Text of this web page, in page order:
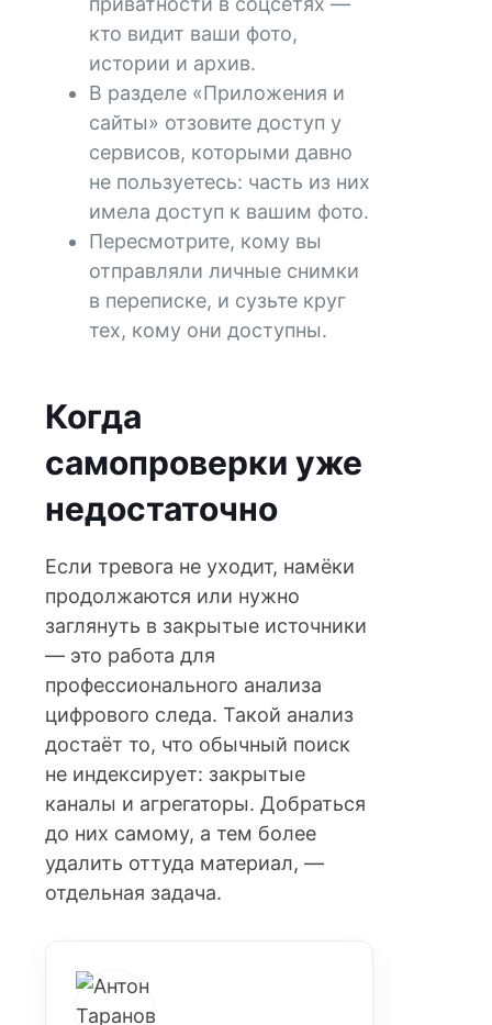
кто видит ваши фото,
истории и архив.
В разделе «Приложения и
сайты» отзовите доступ у
сервисов, которыми давно
не пользуетесь: часть из них
имела доступ к вашим фото.
Пересмотрите, кому вы
отправляли личные снимки
в переписке, и сузьте круг
тех, кому они доступны.
Когда
самопроверки уже
недостаточно
Если тревога не уходит, намёки
продолжаются или нужно
заглянуть в закрытые источники
— это работа для
профессионального анализа
цифрового следа. Такой анализ
достаёт то, что обычный поиск
не индексирует: закрытые
каналы и агрегаторы. Добраться
до них самому, а тем более
удалить оттуда материал, —
отдельная задача.